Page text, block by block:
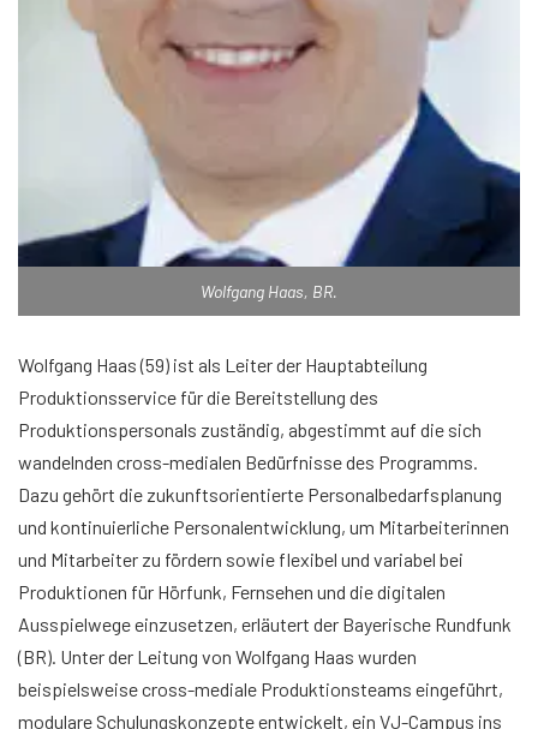
Wolfgang Haas, BR.
Wolfgang Haas (59) ist als Leiter der Hauptabteilung
Produktionsservice für die Bereitstellung des
Produktionspersonals zuständig, abgestimmt auf die sich
wandelnden cross-medialen Bedürfnisse des Programms.
Dazu gehört die zukunftsorientierte Personalbedarfsplanung
und kontinuierliche Personalentwicklung, um Mitarbeiterinnen
und Mitarbeiter zu fördern sowie flexibel und variabel bei
Produktionen für Hörfunk, Fernsehen und die digitalen
Ausspielwege einzusetzen, erläutert der Bayerische Rundfunk
(BR). Unter der Leitung von Wolfgang Haas wurden
beispielsweise cross-mediale Produktionsteams eingeführt,
modulare Schulungskonzepte entwickelt, ein VJ-Campus ins